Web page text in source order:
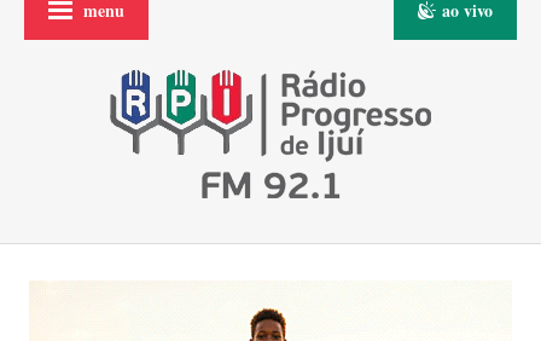
menu ao vivo